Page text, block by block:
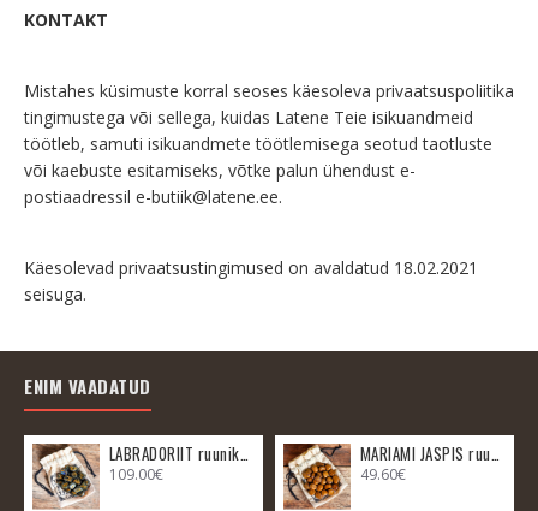
KONTAKT
Mistahes küsimuste korral seoses käesoleva privaatsuspoliitika
tingimustega või sellega, kuidas Latene Teie isikuandmeid
töötleb, samuti isikuandmete töötlemisega seotud taotluste
või kaebuste esitamiseks, võtke palun ühendust e-
postiaadressil e-butiik@latene.ee.
Käesolevad privaatsustingimused on avaldatud 18.02.2021
seisuga.
ENIM VAADATUD
109.00€ 49.60€